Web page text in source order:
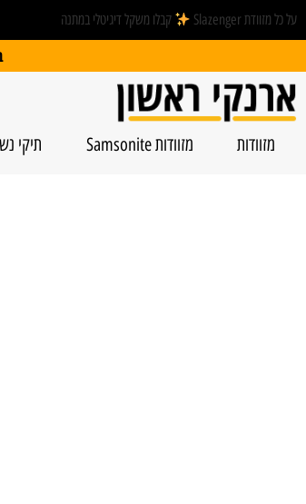
על כל מזוודת Slazenger קבלו משקל דיגיטלי במתנה
מזוודות מזוודות Samsonite תיקי